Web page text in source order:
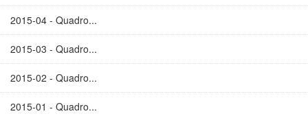
2015-04 - Quadro...
2015-03 - Quadro...
2015-02 - Quadro...
2015-01 - Quadro...